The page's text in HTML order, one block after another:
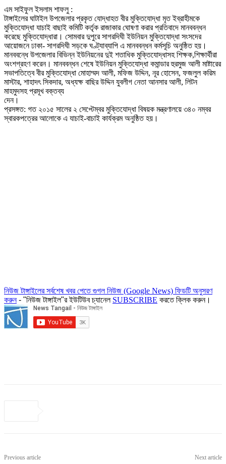
এম সাইফুল ইসলাম শাফলু :
টাঙ্গাইলের ঘাটাইল উপজেলার প্রকৃত যোদ্ধাহত বীর মুক্তিযোদ্ধা মৃত ইব্রাহীমকে
মুক্তিযোদ্ধা যাচাই বাছাই কমিটি কর্তৃক রাজাকার ঘোষণা করার প্রতিবাদে মানববন্ধন
করেছে মুক্তিযোদ্ধারা। সোমবার দুপুরে সাগরদিঘী ইউনিয়ন মুক্তিযোদ্ধা সংসদের
আয়োজনে ঢাকা- সাগরদিঘী সড়কে ঘণ্ট্যাব্যাপি এ মানববন্ধন কর্মসূচি অনুষ্ঠিত হয়।
মানববন্ধে উপজেলার বিভিন্ন ইউনিয়নের দুই শতাধিক মুক্তিযোদ্ধাসহ শিক্ষক,শিক্ষার্থীরা
অংশগ্রহণ করেন। মানববন্ধন শেষে ইউনিয়ন মুক্তিযোদ্ধা কমান্ডার হুরমুজ আলী মাষ্টারের
সভাপতিত্বে বীর মুক্তিযোদ্ধা মোহাম্মদ আলী, মফিজ উদ্দিন, নূর হোসেন, ফজলুল করিম
মাস্টার, শাহাদৎ সিকদার, অধ্যক্ষ বাছির উদ্দিন যুবলীগ নেতা আনসার আলী, লিটন
মাহমুদসহ প্রমূখ বক্তব্য
দেন।
প্রসঙ্গত: গত ২০১৫ সালের ২ সেপ্টেম্বর মুক্তিযোদ্ধা বিষয়ক মন্ত্রণালয়ে ৩৪০ নম্বর
স্বারকপত্রের আলোকে এ যাচাই-বাচাই কার্যক্রম অনুষ্ঠিত হয়।
নিউজ টাঙ্গাইলের সর্বশেষ খবর পেতে গুগল নিউজ (Google News) ফিডটি অনুসরণ
করুন- "নিউজ টাঙ্গাইল"র ইউটিউব চ্যানেল SUBSCRIBE করতে ক্লিক করুন।
Previous article Next article